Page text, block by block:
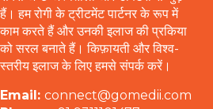
हैं। हम रोगी के ट्रीटमेंट पार्टनर के रूप में
काम करते हैं और उनकी इलाज की प्रकिया
को सरल बनाते हैं। किफ़ायती और विश्व-
स्तरीय इलाज के लिए हमसे संपर्क करें।
Email: connect@gomedii.com